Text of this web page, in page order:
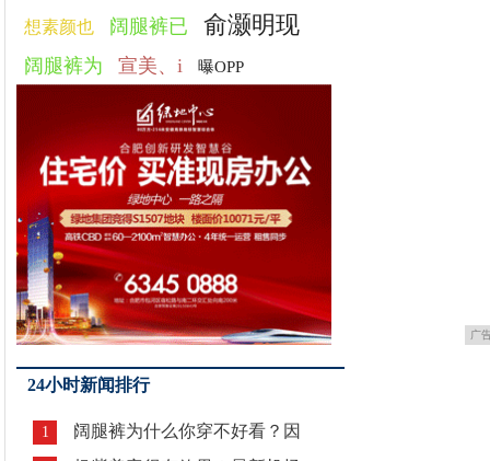
想素颜也 阔腿裤已 俞灏明现
阔腿裤为 宣美、i 曝OPP
广
24小时新闻排行
1 阔腿裤为什么你穿不好看？因